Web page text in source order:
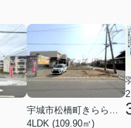
4LDK (109.90㎡)